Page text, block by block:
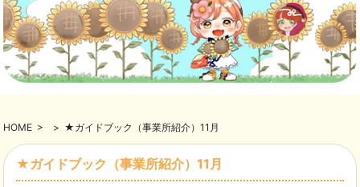
HOME > > ★ガイドブック（事業所紹介）11月
★ガイドブック（事業所紹介）11月